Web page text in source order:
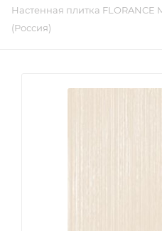
Настенная плитка FLORANCE
(Россия)